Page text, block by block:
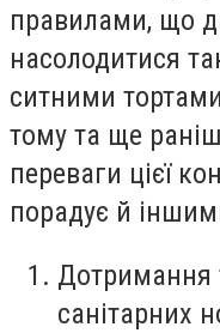
правилами, що
насолодитися
ситними
тому та ще
переваги цієї
порадує й
Дотримання
санітарних